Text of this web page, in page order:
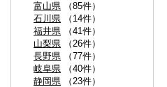
富山県 （85件）
石川県 （14件）
福井県 （41件）
山梨県 （26件）
長野県 （77件）
岐阜県 （40件）
静岡県 （23件）